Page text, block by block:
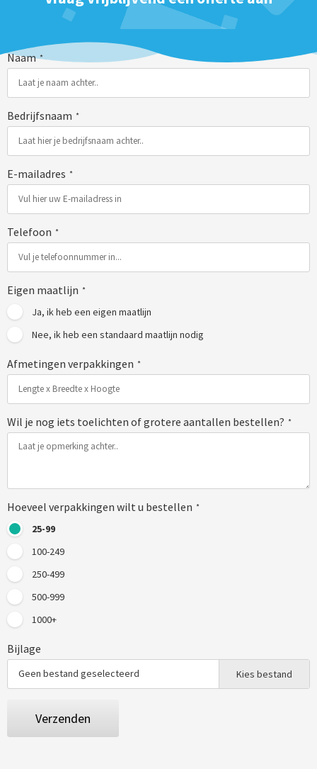
Naam *
Bedrijfsnaam *
E-mailadres *
Telefoon *
Eigen maatlijn *
Ja, ik heb een eigen maatlijn
Nee, ik heb een standaard maatlijn nodig
Afmetingen verpakkingen *
Wil je nog iets toelichten of grotere aantallen bestellen? *
Hoeveel verpakkingen wilt u bestellen *
25-99
100-249
250-499
500-999
1000+
Bijlage
Geen bestand geselecteerd Kies bestand
Verzenden